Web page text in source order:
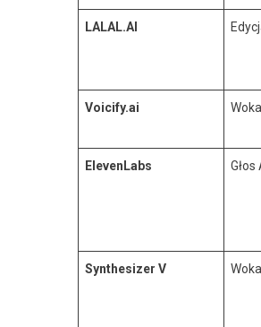
LALAL.AI
Voicify.ai
ElevenLabs Głos
Synthesizer V